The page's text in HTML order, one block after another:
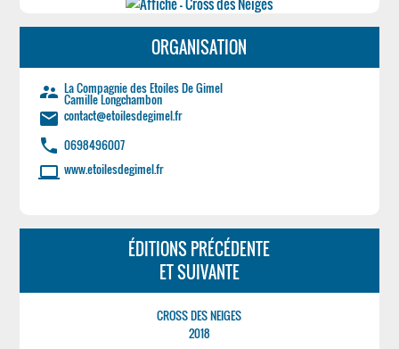
ORGANISATION
supervisor_account La Compagnie des Etoiles De Gimel
Camille Longchambon
email contact@etoilesdegimel.fr
phone 0698496007
laptop www.etoilesdegimel.fr
ÉDITIONS PRÉCÉDENTE
ET SUIVANTE
CROSS DES NEIGES
2018